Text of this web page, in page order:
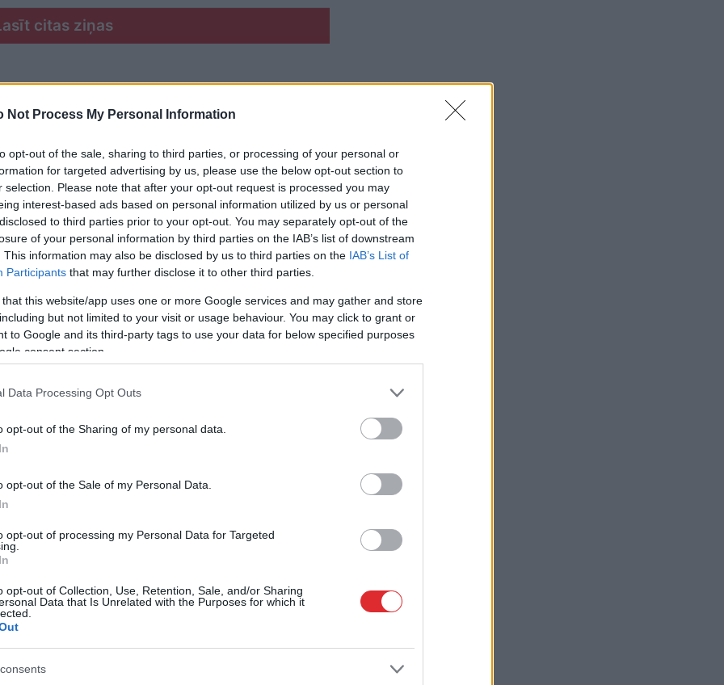
Not Process My Personal Information
opt-out of the sale, sharing to third parties, or processing of your personal or
for targeted advertising by us, please use the below opt-out section to
selection. Please note that after your opt-out request is processed you may
interest-based ads based on personal information utilized by us or personal
to third parties prior to your opt-out. You may separately opt-out of the
of your personal information by third parties on the IAB’s list of downstream
This information may also be disclosed by us to third parties on the IAB’s List of
Participants that may further disclose it to other third parties.
that this website/app uses one or more Google services and may gather and store
but not limited to your visit or usage behaviour. You may click to grant or
to Google and its third-party tags to use your data for below specified purposes
consent section.
Data Processing Opt Outs
opt-out of the Sharing of my personal data.
opt-out of the Sale of my Personal Data.
opt-out of processing my Personal Data for Targeted
opt-out of Collection, Use, Retention, Sale, and/or Sharing
Data that Is Unrelated with the Purposes for which it
citas ziņas
personu apliecinošu dokumentu (PAD)
sistēma ir morāli un fiziski
nepārtrauktība un arī ātra darbība, kas ir īpaši
kuru palīdzību izsniedz PAD, tādējādi
iespējas. Vairumā gadījumu šīs darbstacijas